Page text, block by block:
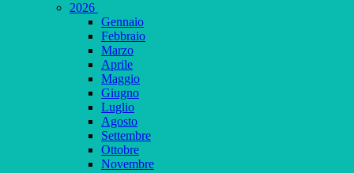
2026
Gennaio
Febbraio
Marzo
Aprile
Maggio
Giugno
Luglio
Agosto
Settembre
Ottobre
Novembre